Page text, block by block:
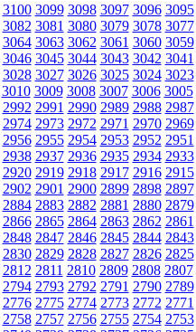
3100 3099 3098 3097 3096 3095
3082 3081 3080 3079 3078 3077
3064 3063 3062 3061 3060 3059
3046 3045 3044 3043 3042 3041
3028 3027 3026 3025 3024 3023
3010 3009 3008 3007 3006 3005
2992 2991 2990 2989 2988 2987
2974 2973 2972 2971 2970 2969
2956 2955 2954 2953 2952 2951
2938 2937 2936 2935 2934 2933
2920 2919 2918 2917 2916 2915
2902 2901 2900 2899 2898 2897
2884 2883 2882 2881 2880 2879
2866 2865 2864 2863 2862 2861
2848 2847 2846 2845 2844 2843
2830 2829 2828 2827 2826 2825
2812 2811 2810 2809 2808 2807
2794 2793 2792 2791 2790 2789
2776 2775 2774 2773 2772 2771
2758 2757 2756 2755 2754 2753